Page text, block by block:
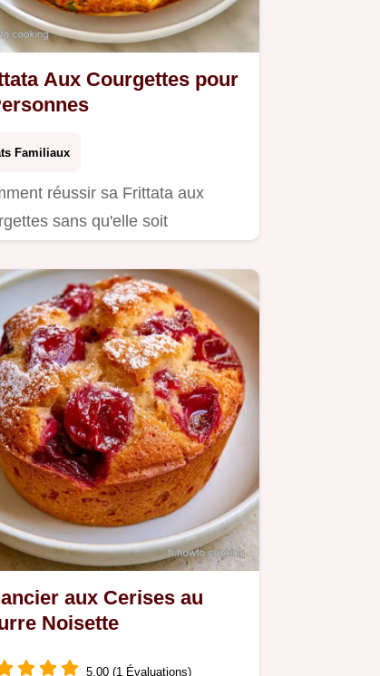
Aux Courgettes pour
Familiaux
réussir sa Frittata aux
sans qu'elle soit
aux Cerises au
Noisette
5.00 (1 Évaluations)